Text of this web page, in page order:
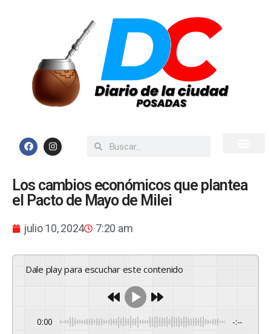
Los cambios económicos que plantea
el Pacto de Mayo de Milei
julio 10, 2024 7:20 am
Dale play para escuchar este contenido
0:00 -:--